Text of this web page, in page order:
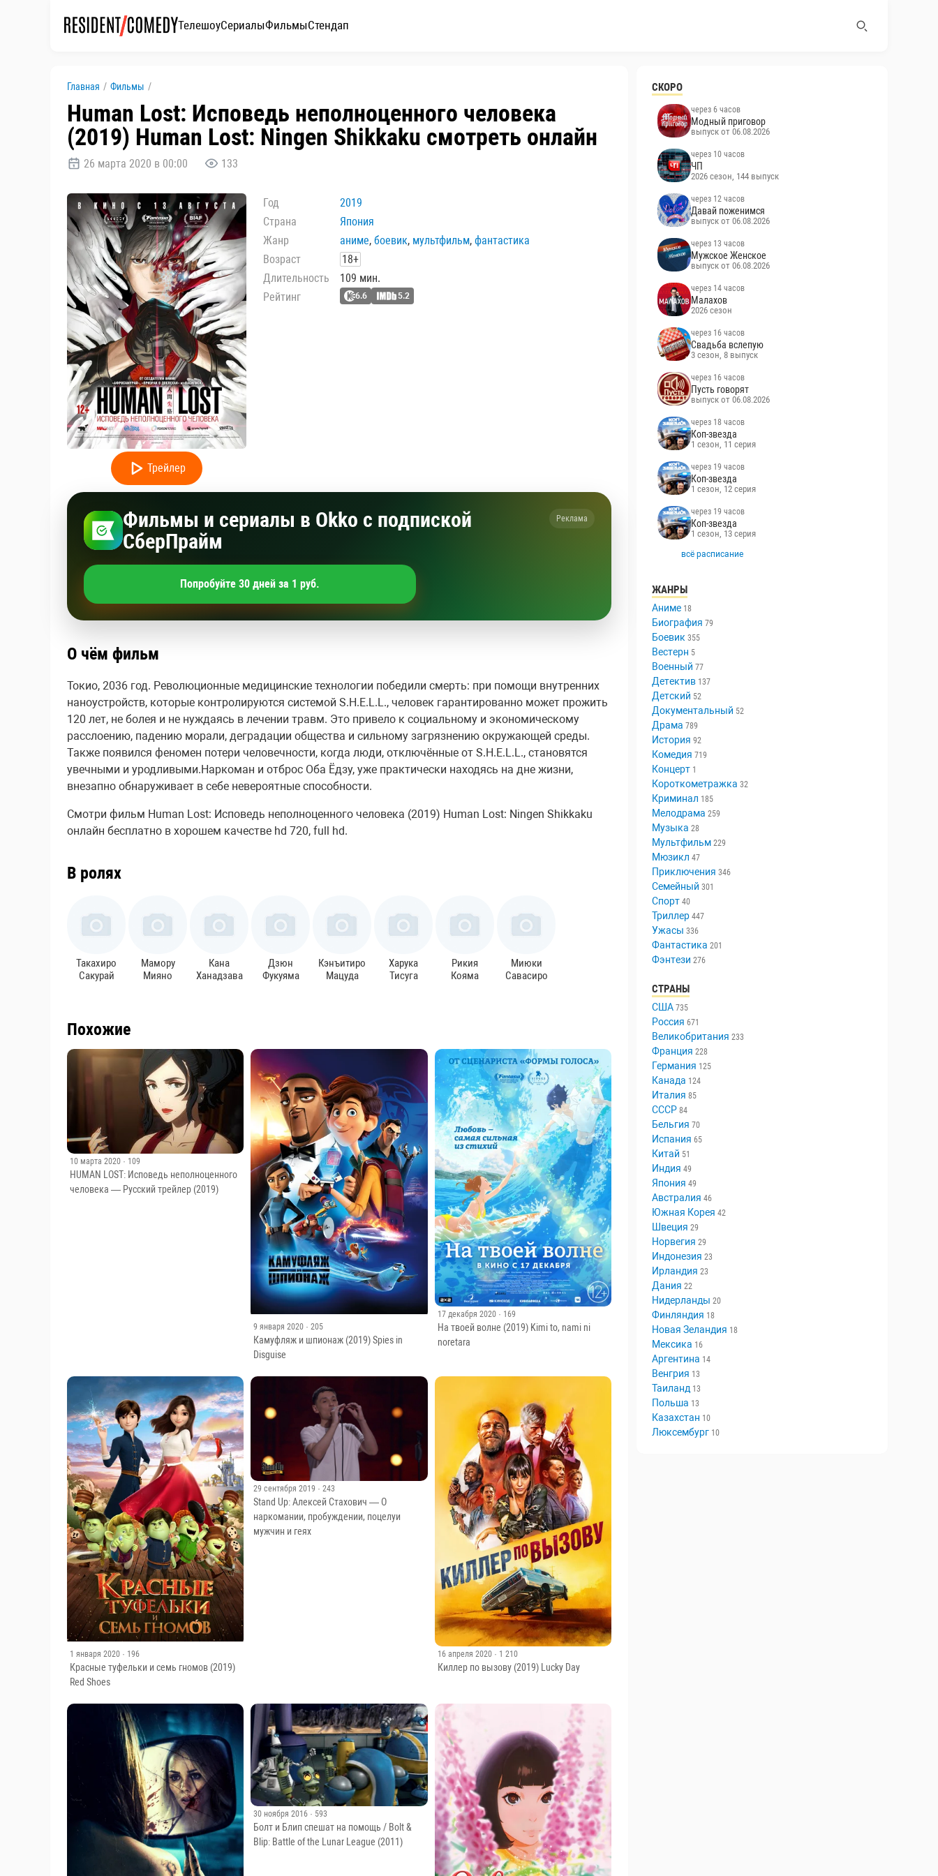
ТелешоуСериалыФильмыСтендап
Главная / Фильмы /
Human Lost: Исповедь неполноценного человека
(2019) Human Lost: Ningen Shikkaku смотреть онлайн
26 марта 2020 в 00:00 133
Трейлер
Год
2019
Страна
Япония
Жанр
аниме, боевик, мультфильм, фантастика
Возраст
18+
Длительность
109 мин.
Рейтинг
6.6 5.2
Фильмы и сериалы в Okko с подпиской
СберПрайм
Реклама
Попробуйте 30 дней за 1 руб.
О чём фильм
Токио, 2036 год. Революционные медицинские технологии победили смерть: при помощи внутренних
наноустройств, которые контролируются системой S.H.E.L.L., человек гарантированно может прожить
120 лет, не болея и не нуждаясь в лечении травм. Это привело к социальному и экономическому
расслоению, падению морали, деградации общества и сильному загрязнению окружающей среды.
Также появился феномен потери человечности, когда люди, отключённые от S.H.E.L.L., становятся
увечными и уродливыми.Наркоман и отброс Оба Ёдзу, уже практически находясь на дне жизни,
внезапно обнаруживает в себе невероятные способности.
Смотри фильм Human Lost: Исповедь неполноценного человека (2019) Human Lost: Ningen Shikkaku
онлайн бесплатно в хорошем качестве hd 720, full hd.
В ролях
Такахиро
Сакурай
Мамору
Мияно
Кана
Ханадзава
Дзюн
Фукуяма
Кэнъитиро
Мацуда
Харука
Тисуга
Рикия
Кояма
Миюки
Савасиро
Похожие
10 марта 2020 · 109
HUMAN LOST: Исповедь неполноценного
человека — Русский трейлер (2019)
9 января 2020 · 205
Камуфляж и шпионаж (2019) Spies in
Disguise
17 декабря 2020 · 169
На твоей волне (2019) Kimi to, nami ni
noretara
1 января 2020 · 196
Красные туфельки и семь гномов (2019)
Red Shoes
29 сентября 2019 · 243
Stand Up: Алексей Стахович — О
наркомании, пробуждении, поцелуи
мужчин и геях
16 апреля 2020 · 1 210
Киллер по вызову (2019) Lucky Day
30 ноября 2016 · 593
Болт и Блип спешат на помощь / Bolt &
Blip: Battle of the Lunar League (2011)
СКОРО
через 6 часов
Модный приговор
выпуск от 06.08.2026
через 10 часов
ЧП
2026 сезон, 144 выпуск
через 12 часов
Давай поженимся
выпуск от 06.08.2026
через 13 часов
Мужское Женское
выпуск от 06.08.2026
через 14 часов
Малахов
2026 сезон
через 16 часов
Свадьба вслепую
3 сезон, 8 выпуск
через 16 часов
Пусть говорят
выпуск от 06.08.2026
через 18 часов
Коп-звезда
1 сезон, 11 серия
через 19 часов
Коп-звезда
1 сезон, 12 серия
через 19 часов
Коп-звезда
1 сезон, 13 серия
всё расписание
ЖАНРЫ
Аниме 18
Биография 79
Боевик 355
Вестерн 5
Военный 77
Детектив 137
Детский 52
Документальный 52
Драма 789
История 92
Комедия 719
Концерт 1
Короткометражка 32
Криминал 185
Мелодрама 259
Музыка 28
Мультфильм 229
Мюзикл 47
Приключения 346
Семейный 301
Спорт 40
Триллер 447
Ужасы 336
Фантастика 201
Фэнтези 276
СТРАНЫ
США 735
Россия 671
Великобритания 233
Франция 228
Германия 125
Канада 124
Италия 85
СССР 84
Бельгия 70
Испания 65
Китай 51
Индия 49
Япония 49
Австралия 46
Южная Корея 42
Швеция 29
Норвегия 29
Индонезия 23
Ирландия 23
Дания 22
Нидерланды 20
Финляндия 18
Новая Зеландия 18
Мексика 16
Аргентина 14
Венгрия 13
Таиланд 13
Польша 13
Казахстан 10
Люксембург 10